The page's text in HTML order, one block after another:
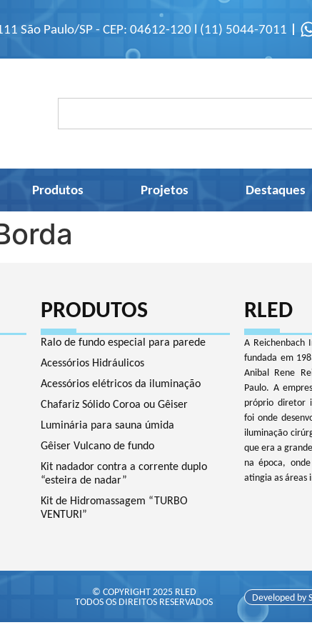
São Paulo/SP - CEP: 04612-120 l (11) 5044-7011
Produtos Projetos Destaques
PRODUTOS
Ralo de fundo especial para parede
Acessórios Hidráulicos
Acessórios elétricos da iluminação
Chafariz Sólido Coroa ou Gêiser
Luminária para sauna úmida
Gêiser Vulcano de fundo
Kit nadador contra a corrente duplo
“esteira de nadar”
Kit de Hidromassagem “TURBO
VENTURI”
RLED
A Reichenbach
fundada em
Anibal Rene
Paulo. A
próprio diretor
foi onde
iluminação
que era a
na época,
atingia as áreas
© COPYRIGHT 2025 RLED
TODOS OS DIREITOS RESERVADOS Developed by